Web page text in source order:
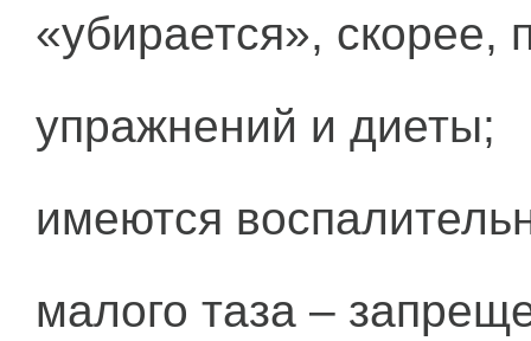
«убирается», скорее,
упражнений и диеты;
имеются
малого таза –